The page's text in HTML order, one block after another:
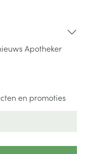
Apotheker
en promoties